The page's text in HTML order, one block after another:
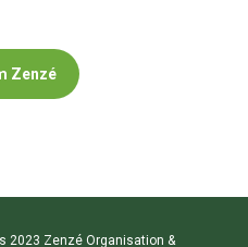
Zenzé
2023 Zenzé Organisation &